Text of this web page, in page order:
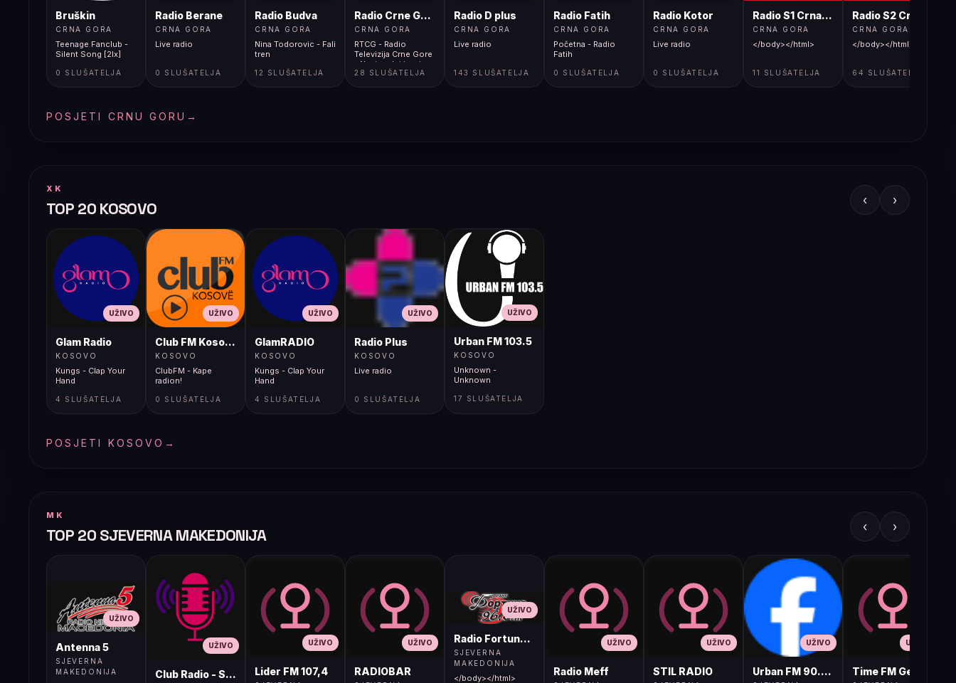
Bruškin
CRNA GORA
Teenage Fanclub -
Silent Song [2lx]
0 SLUŠATELJA
Radio Berane
CRNA GORA
Live radio
0 SLUŠATELJA
Radio Budva
CRNA GORA
Nina Todorovic - Fali
tren
12 SLUŠATELJA
Radio Crne Gore 1
CRNA GORA
RTCG - Radio
Televizija Crne Gore
- Nacionalni javni
servis
28 SLUŠATELJA
Radio D plus
CRNA GORA
Live radio
143 SLUŠATELJA
Radio Fatih
CRNA GORA
Početna - Radio
Fatih
0 SLUŠATELJA
Radio Kotor
CRNA GORA
Live radio
0 SLUŠATELJA
Radio S1 Crna Gora
CRNA GORA
</body></html>
11 SLUŠATELJA
Radio S2 Crna Gora
CRNA GORA
</body></html>
64 SLUŠATELJA
POSJETI CRNU GORU →
XK
TOP 20 KOSOVO ‹ ›
UŽIVO
Glam Radio
KOSOVO
Kungs - Clap Your
Hand
4 SLUŠATELJA
UŽIVO
Club FM Kosovë
KOSOVO
ClubFM - Kape
radion!
0 SLUŠATELJA
UŽIVO
GlamRADIO
KOSOVO
Kungs - Clap Your
Hand
4 SLUŠATELJA
UŽIVO
Radio Plus
KOSOVO
Live radio
0 SLUŠATELJA
UŽIVO
Urban FM 103.5
KOSOVO
Unknown -
Unknown
17 SLUŠATELJA
POSJETI KOSOVO →
MK
TOP 20 SJEVERNA MAKEDONIJA ‹ ›
UŽIVO
Antenna 5
SJEVERNA
MAKEDONIJA
UŽIVO
Club Radio - Skopje, Mcedonia
UŽIVO
Lider FM 107,4
UŽIVO
RADIOBAR
UŽIVO
Radio Fortuna 96.8 FM
SJEVERNA
MAKEDONIJA
</body></html>
UŽIVO
Radio Meff
UŽIVO
STIL RADIO
UŽIVO
Urban FM 90.8 Skopje
UŽIVO
Time FM Gevgelija